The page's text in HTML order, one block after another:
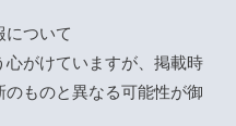
ついて
がけていますが、掲載時
ものと異なる可能性が御